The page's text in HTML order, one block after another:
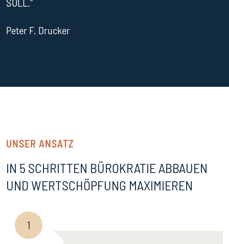
Peter F. Drucker
UNSER ANSATZ
IN 5 SCHRITTEN BÜROKRATIE ABBAUEN
UND WERTSCHÖPFUNG MAXIMIEREN
1